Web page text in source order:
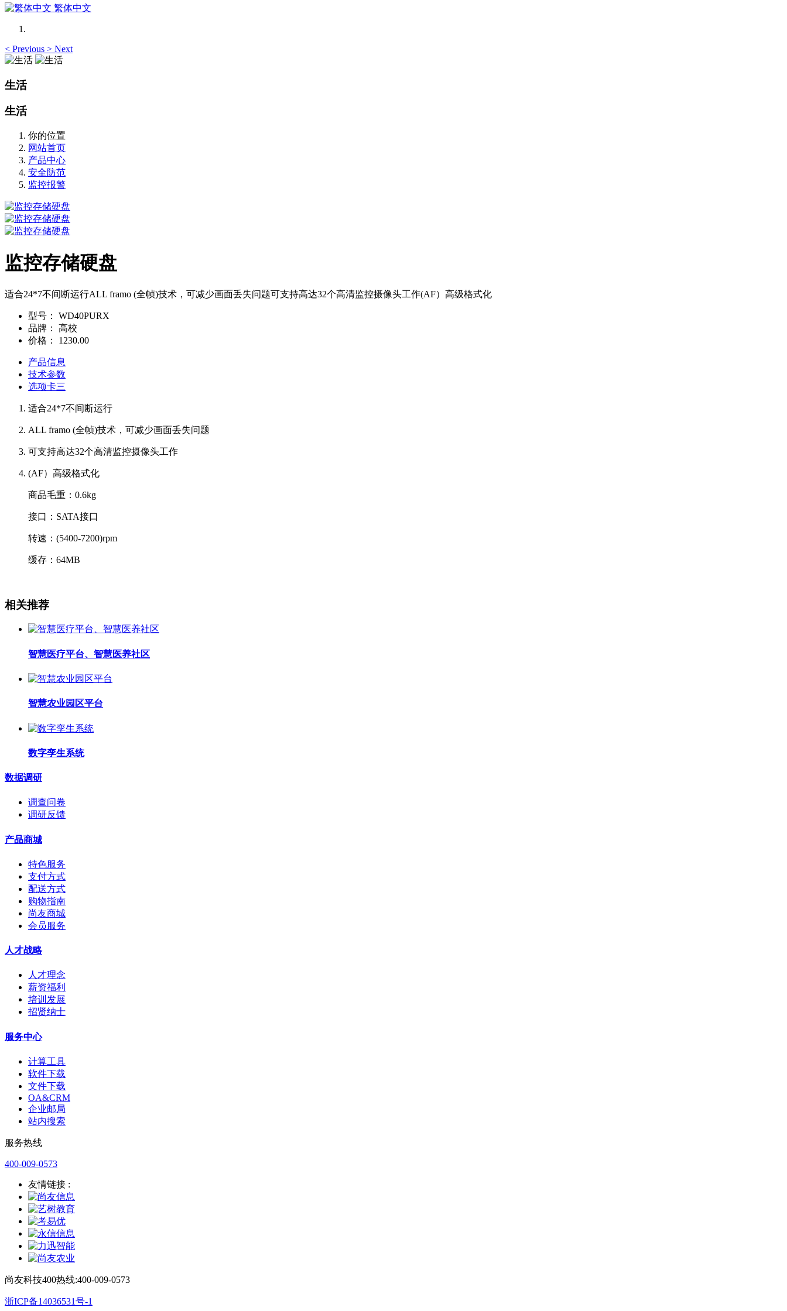
繁体中文
< Previous > Next
生活
生活
你的位置
网站首页
产品中心
安全防范
监控报警
监控存储硬盘
适合24*7不间断运行ALL framo (全帧)技术，可减少画面丢失问题可支持高达32个高清监控摄像头工作(AF）高级格式化
型号：
WD40PURX
品牌：
高校
价格：
1230.00
产品信息
技术参数
选项卡三
适合24*7不间断运行
ALL framo (全帧)技术，可减少画面丢失问题
可支持高达32个高清监控摄像头工作
(AF）高级格式化
商品毛重：0.6kg
接口：SATA接口
转速：(5400-7200)rpm
缓存：64MB
相关推荐
智慧医疗平台、智慧医养社区
智慧农业园区平台
数字孪生系统
数据调研
调查问卷
调研反馈
产品商城
特色服务
支付方式
配送方式
购物指南
尚友商城
会员服务
人才战略
人才理念
薪资福利
培训发展
招贤纳士
服务中心
计算工具
软件下载
文件下载
OA&CRM
企业邮局
站内搜索
服务热线
400-009-0573
友情链接 :
尚友科技400热线:400-009-0573
浙ICP备14036531号-1